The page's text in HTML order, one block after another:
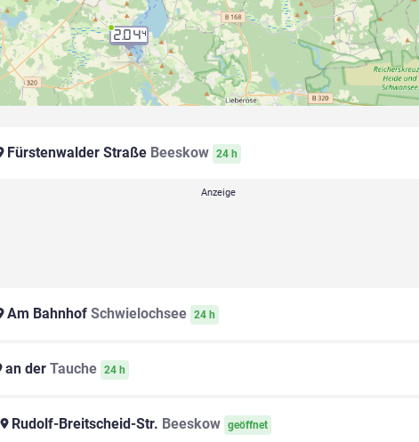
2.044
Fürstenwalder Straße Beeskow 24 h
Am Bahnhof Schwielochsee 24 h
an der Tauche 24 h
Rudolf-Breitscheid-Str. Beeskow geöffnet